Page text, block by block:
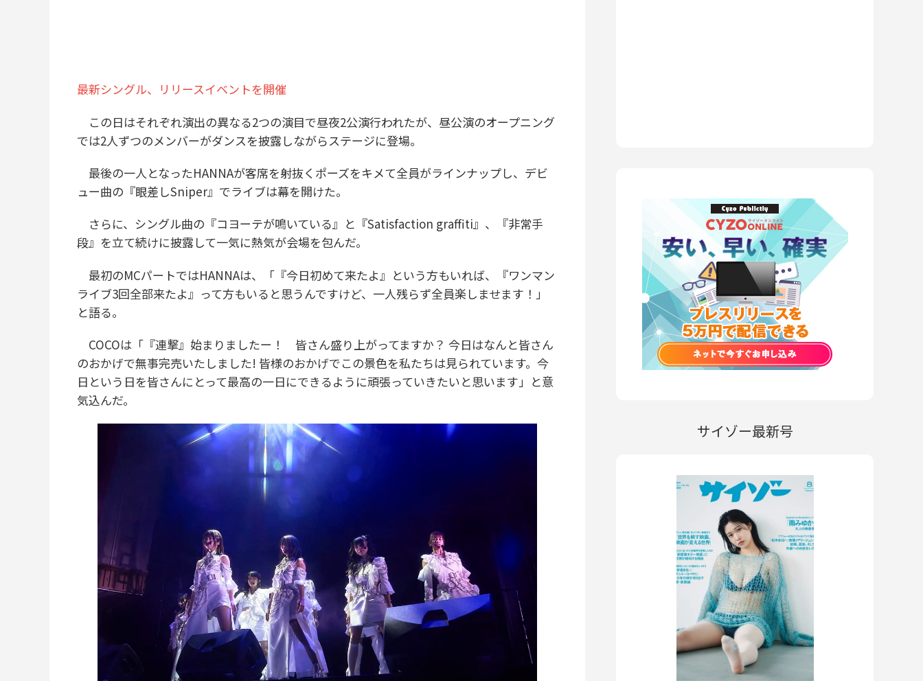
最新シングル、リリースイベントを開催
この日はそれぞれ演出の異なる2つの演目で昼夜2公演行われたが、昼公演のオープニング
では2人ずつのメンバーがダンスを披露しながらステージに登場。
最後の一人となったHANNAが客席を射抜くポーズをキメて全員がラインナップし、デビ
ュー曲の『眼差しSniper』でライブは幕を開けた。
さらに、シングル曲の『コヨーテが鳴いている』と『Satisfaction graffiti』、『非常手
段』を立て続けに披露して一気に熱気が会場を包んだ。
最初のMCパートではHANNAは、「『今日初めて来たよ』という方もいれば、『ワンマン
ライブ3回全部来たよ』って方もいると思うんですけど、一人残らず全員楽しませます！」
と語る。
COCOは「『連撃』始まりましたー！ 皆さん盛り上がってますか？ 今日はなんと皆さん
のおかげで無事完売いたしました! 皆様のおかげでこの景色を私たちは見られています。今
日という日を皆さんにとって最高の一日にできるように頑張っていきたいと思います」と意
気込んだ。
サイゾー最新号